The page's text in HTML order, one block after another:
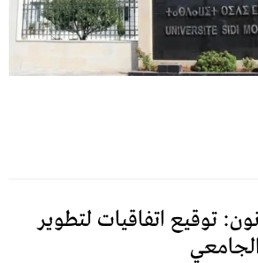
توقيع اتفاقيات لتطوير